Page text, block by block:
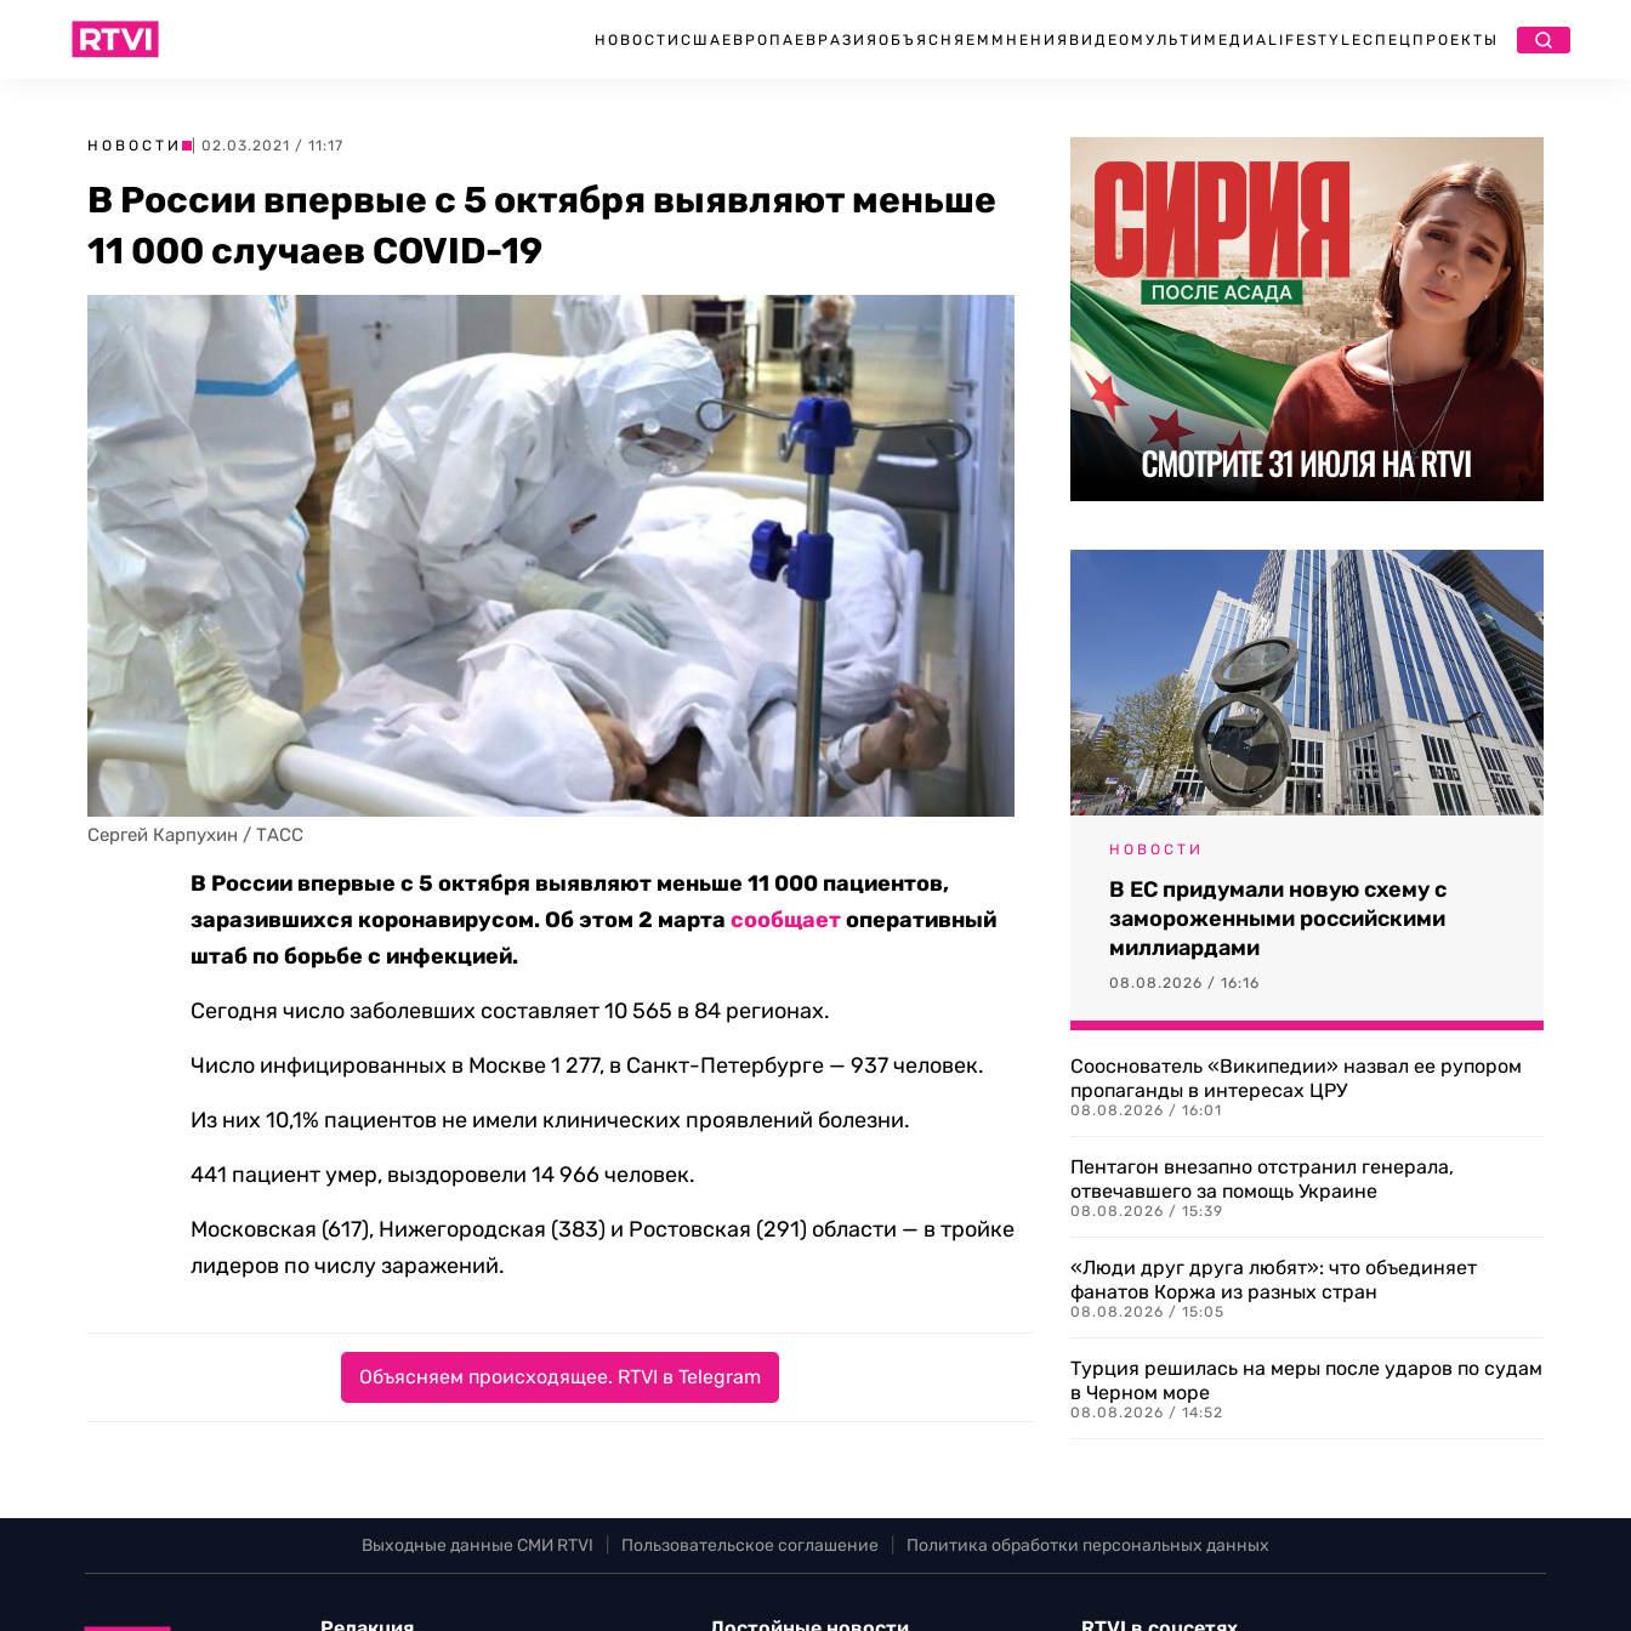
НОВОСТИ США ЕВРОПА ЕВРАЗИЯ ОБЪЯСНЯЕМ МНЕНИЯ ВИДЕО МУЛЬТИМЕДИА LIFESTYLEСПЕЦПРОЕКТЫ
НОВОСТИ | 02.03.2021 / 11:17
В России впервые с 5 октября выявляют меньше
11 000 случаев COVID-19
Сергей Карпухин / ТАСС
В России впервые с 5 октября выявляют меньше 11 000 пациентов,
заразившихся коронавирусом. Об этом 2 мартасообщаетоперативный
штаб по борьбе с инфекцией.
Сегодня число заболевших составляет 10 565 в 84 регионах.
Число инфицированных в Москве 1 277, в Санкт-Петербурге — 937 человек.
Из них 10,1% пациентов не имели клинических проявлений болезни.
441 пациент умер, выздоровели 14 966 человек.
Московская (617), Нижегородская (383) и Ростовская (291) области — в тройке
лидеров по числу заражений.
Объясняем происходящее. RTVI в Telegram
НОВОСТИ
В ЕС придумали новую схему с
замороженными российскими
миллиардами
08.08.2026 / 16:16
Сооснователь «Википедии» назвал ее рупором
пропаганды в интересах ЦРУ
08.08.2026 / 16:01
Пентагон внезапно отстранил генерала,
отвечавшего за помощь Украине
08.08.2026 / 15:39
«Люди друг друга любят»: что объединяет
фанатов Коржа из разных стран
08.08.2026 / 15:05
Турция решилась на меры после ударов по судам
в Черном море
08.08.2026 / 14:52
Выходные данные СМИ RTVI Пользовательское соглашение Политика обработки персональных данных